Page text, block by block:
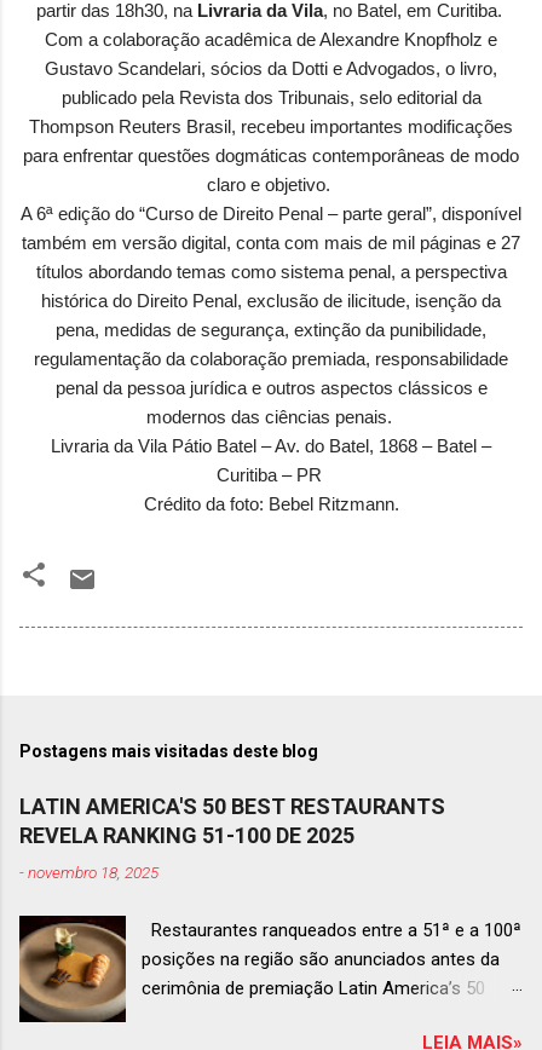
partir das 18h30, na Livraria da Vila, no Batel, em Curitiba.
Com a colaboração acadêmica de Alexandre Knopfholz e
Gustavo Scandelari, sócios da Dotti e Advogados, o livro,
publicado pela Revista dos Tribunais, selo editorial da
Thompson Reuters Brasil, recebeu importantes modificações
para enfrentar questões dogmáticas contemporâneas de modo
claro e objetivo.
A 6ª edição do “Curso de Direito Penal – parte geral”, disponível
também em versão digital, conta com mais de mil páginas e 27
títulos abordando temas como sistema penal, a perspectiva
histórica do Direito Penal, exclusão de ilicitude, isenção da
pena, medidas de segurança, extinção da punibilidade,
regulamentação da colaboração premiada, responsabilidade
penal da pessoa jurídica e outros aspectos clássicos e
modernos das ciências penais.
Livraria da Vila Pátio Batel – Av. do Batel, 1868 – Batel –
Curitiba – PR
Crédito da foto: Bebel Ritzmann.
Postagens mais visitadas deste blog
LATIN AMERICA'S 50 BEST RESTAURANTS
REVELA RANKING 51-100 DE 2025
-novembro 18, 2025
Restaurantes ranqueados entre a 51ª e a 100ª
posições na região são anunciados antes da
cerimônia de premiação Latin America’s 50
LEIA MAIS»